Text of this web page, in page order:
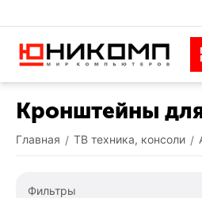
Кронштейны
Главная / ТВ техника, консоли /
Фильтры